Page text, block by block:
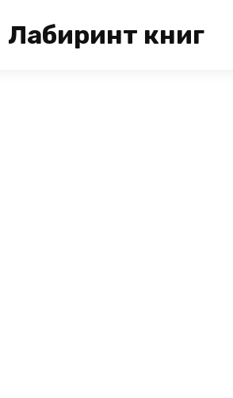
Лабиринт книг